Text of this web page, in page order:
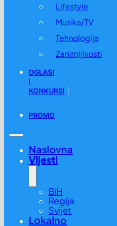
Lifestyle
Muzika/TV
Tehnologija
Zanimljivosti
OGLASI
I
KONKURSI
PROMO
Naslovna
Vijesti
BiH
Regija
Svijet
Lokalno